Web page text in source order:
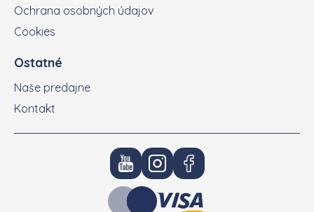
Ochrana osobných údajov
Cookies
Ostatné
Naše predajne
Kontakt